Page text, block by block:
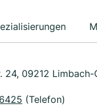
24, 09212
(Telefon)